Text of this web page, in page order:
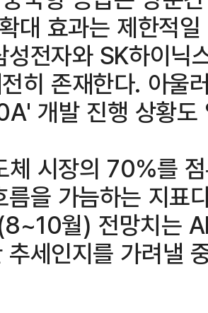
대 효과는 제한적
성전자와 SK하이닉
히 존재한다. 아울
개발 진행 상황도
체 시장의 70%를
름을 가늠하는 지표
월) 전망치는
추세인지를 가려낼